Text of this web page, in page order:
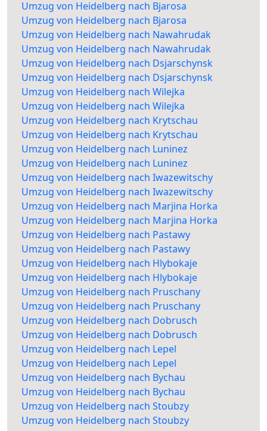
Umzug von Heidelberg nach Bjarosa
Umzug von Heidelberg nach Bjarosa
Umzug von Heidelberg nach Nawahrudak
Umzug von Heidelberg nach Nawahrudak
Umzug von Heidelberg nach Dsjarschynsk
Umzug von Heidelberg nach Dsjarschynsk
Umzug von Heidelberg nach Wilejka
Umzug von Heidelberg nach Wilejka
Umzug von Heidelberg nach Krytschau
Umzug von Heidelberg nach Krytschau
Umzug von Heidelberg nach Luninez
Umzug von Heidelberg nach Luninez
Umzug von Heidelberg nach Iwazewitschy
Umzug von Heidelberg nach Iwazewitschy
Umzug von Heidelberg nach Marjina Horka
Umzug von Heidelberg nach Marjina Horka
Umzug von Heidelberg nach Pastawy
Umzug von Heidelberg nach Pastawy
Umzug von Heidelberg nach Hlybokaje
Umzug von Heidelberg nach Hlybokaje
Umzug von Heidelberg nach Pruschany
Umzug von Heidelberg nach Pruschany
Umzug von Heidelberg nach Dobrusch
Umzug von Heidelberg nach Dobrusch
Umzug von Heidelberg nach Lepel
Umzug von Heidelberg nach Lepel
Umzug von Heidelberg nach Bychau
Umzug von Heidelberg nach Bychau
Umzug von Heidelberg nach Stoubzy
Umzug von Heidelberg nach Stoubzy